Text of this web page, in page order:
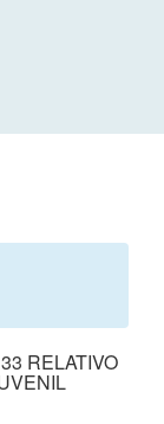
RELATIVO